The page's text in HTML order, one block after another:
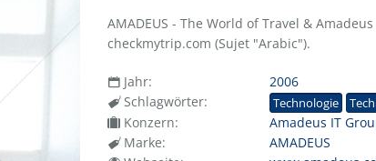
AMADEUS - The World of Travel &
checkmytrip.com (Sujet "Arabic").
Jahr:
2006
Schlagwörter:
Technologie
Konzern:
Amadeus IT
Marke:
AMADEUS